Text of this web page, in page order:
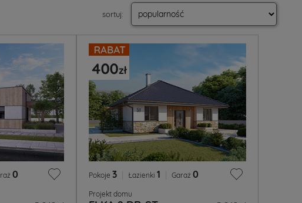
sortuj:
0 Pokoje 3 Łazienki 1 Garaż 0
Projekt domu